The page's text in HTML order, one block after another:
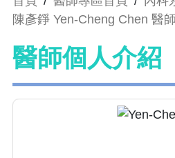
陳彥錚 Yen-Cheng Chen 醫師
醫師個人介紹